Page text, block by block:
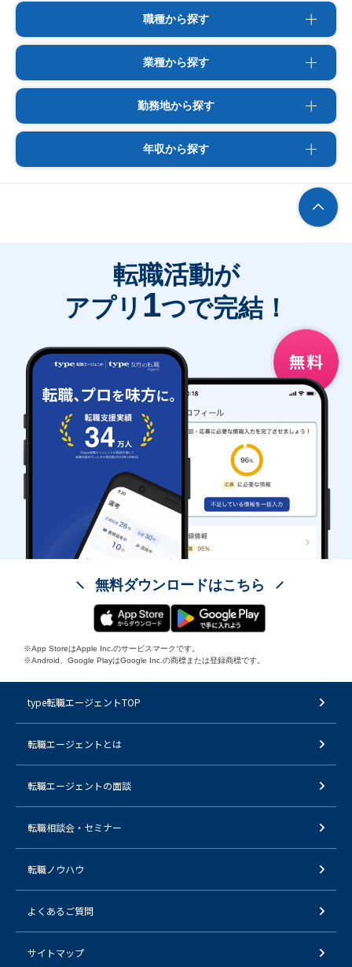
職種から探す
業種から探す
勤務地から探す
年収から探す
転職活動が
アプリ 1つで完結！
無料ダウンロードはこちら
※App StoreはApple Inc.のサービスマークです。
※Android、Google PlayはGoogle Inc.の商標または登録商標です。
type転職エージェントTOP
転職エージェントとは
転職エージェントの面談
転職相談会・セミナー
転職ノウハウ
よくあるご質問
サイトマップ